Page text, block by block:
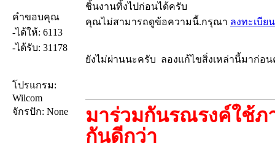
คำขอบคุณ
-ได้ให้: 6113
-ได้รับ: 31178
โปรแกรม:
Wilcom
จักรปัก: None
ชิ้นงานทิ้งไปก่อนได้ครับ
คุณไม่สามารถดูข้อความนี้.กรุณา ลงทะเบียน
ยังไม่ผ่านนะครับ ลองแก้ไขสิ่งเหล่านี้มาก่อ
มาร่วมกันรณรงค์ใช้ภ
กันดีกว่า